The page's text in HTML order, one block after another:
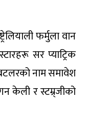
फर्मुला वान
सर प्याट्रिक
बटलरको नाम समावेश
केली र स्टम्र्जीको